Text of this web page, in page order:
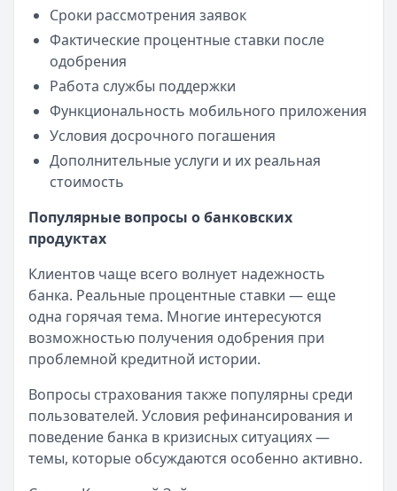
Сроки рассмотрения заявок
Фактические процентные ставки после
одобрения
Работа службы поддержки
Функциональность мобильного приложения
Условия досрочного погашения
Дополнительные услуги и их реальная
стоимость
Популярные вопросы о банковских
продуктах
Клиентов чаще всего волнует надежность
банка. Реальные процентные ставки — еще
одна горячая тема. Многие интересуются
возможностью получения одобрения при
проблемной кредитной истории.
Вопросы страхования также популярны среди
пользователей. Условия рефинансирования и
поведение банка в кризисных ситуациях —
темы, которые обсуждаются особенно активно.